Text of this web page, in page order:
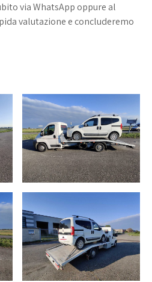
via WhatsApp oppure al
valutazione e concluderemo